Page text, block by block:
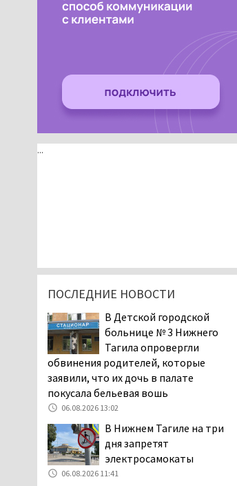
...
ПОСЛЕДНИЕ НОВОСТИ
В Детской городской
больнице № 3 Нижнего
Тагила опровергли
обвинения родителей, которые
заявили, что их дочь в палате
покусала бельевая вошь
06.08.2026 13:02
В Нижнем Тагиле на три
дня запретят
электросамокаты
06.08.2026 11:41